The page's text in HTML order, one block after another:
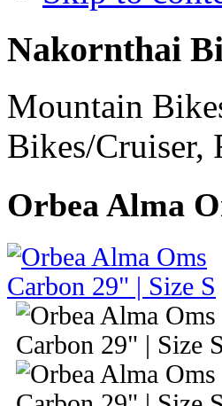
Nakornthai
Mountain
Bikes/
Orbea Alma